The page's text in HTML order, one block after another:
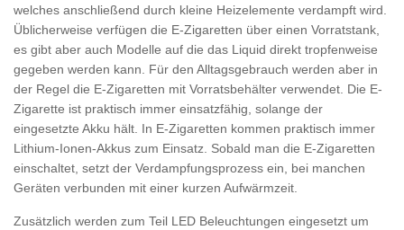
welches anschließend durch kleine Heizelemente verdampft wird.
Üblicherweise verfügen die E-Zigaretten über einen Vorratstank,
es gibt aber auch Modelle auf die das Liquid direkt tropfenweise
gegeben werden kann. Für den Alltagsgebrauch werden aber in
der Regel die E-Zigaretten mit Vorratsbehälter verwendet. Die E-
Zigarette ist praktisch immer einsatzfähig, solange der
eingesetzte Akku hält. In E-Zigaretten kommen praktisch immer
Lithium-Ionen-Akkus zum Einsatz. Sobald man die E-Zigaretten
einschaltet, setzt der Verdampfungsprozess ein, bei manchen
Geräten verbunden mit einer kurzen Aufwärmzeit.
Zusätzlich werden zum Teil LED Beleuchtungen eingesetzt um